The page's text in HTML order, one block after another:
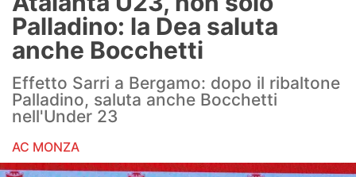
News
AC Monza
Calcio
Motori
Volley
Palladino: la Dea saluta
anche Bocchetti
Effetto Sarri a Bergamo: dopo il ribaltone
Palladino, saluta anche Bocchetti
nell'Under 23
AC MONZA